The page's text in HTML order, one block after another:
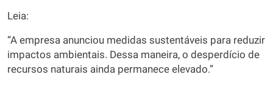
Leia:
“A empresa anunciou medidas sustentáveis para reduzir
impactos ambientais. Dessa maneira, o desperdício de
recursos naturais ainda permanece elevado.”